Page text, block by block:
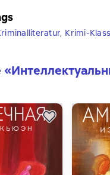
, Krimi-
«